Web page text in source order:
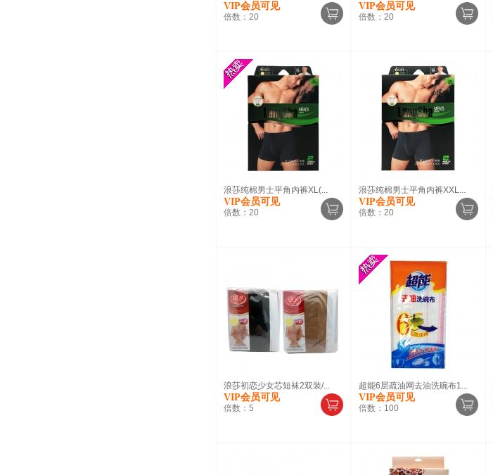
VIP会员可见
倍数： 20
VIP会员可见
倍数： 20
浪莎纯棉男士平角内裤XL(...
VIP会员可见
倍数： 20
浪莎纯棉男士平角内裤XXL...
VIP会员可见
倍数： 20
浪莎初恋少女芯短袜2双装/...
VIP会员可见
倍数： 5
超能6层疏油网去油洗碗布1...
VIP会员可见
倍数： 100